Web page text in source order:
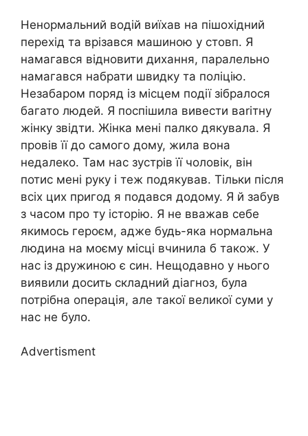
Ненормальний водій виїхав на пішохідний
перехід та врізався машиною у стовп. Я
намагався відновити дихання, паралельно
намагався набрати швидку та поліцію.
Незабаром поряд із місцем події зібралося
багато людей. Я поспішила вивести ваrітну
жінку звідти. Жінка мені палко дякувала. Я
провів її до самого дому, жила вона
недалеко. Там нас зустрів її чоловік, він
потис мені руку і теж подякував. Тільки після
всіх цих пригод я подався додому. Я й забув
з часом про ту історію. Я не вважав себе
якимось героєм, адже будь-яка нормальна
людина на моєму місці вчинила б також. У
нас із дружиною є син. Нещодавно у нього
виявили досить складний діагноз, була
потрібна операція, але такої великої суми у
нас не було.
Advertisment